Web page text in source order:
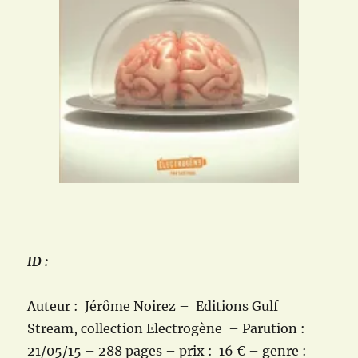
ID :
Auteur : Jérôme Noirez – Editions Gulf
Stream, collection Electrogène – Parution :
21/05/15 – 288 pages – prix : 16 € – genre :